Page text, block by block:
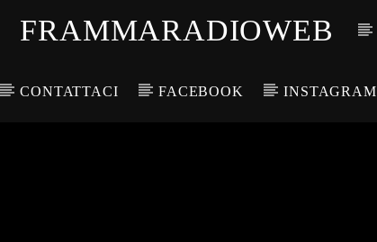
FRAMMARADIOWEB
CONTATTACI FACEBOOK INSTAGRAM